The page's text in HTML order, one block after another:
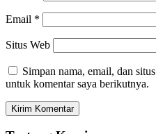
Email *
Situs Web
Simpan nama, email, dan
untuk komentar saya berikutnya.